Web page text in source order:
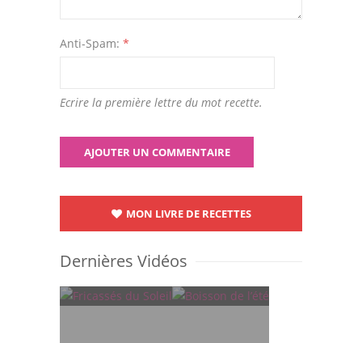
Anti-Spam: *
Ecrire la première lettre du mot recette.
MON LIVRE DE RECETTES
Dernières Vidéos